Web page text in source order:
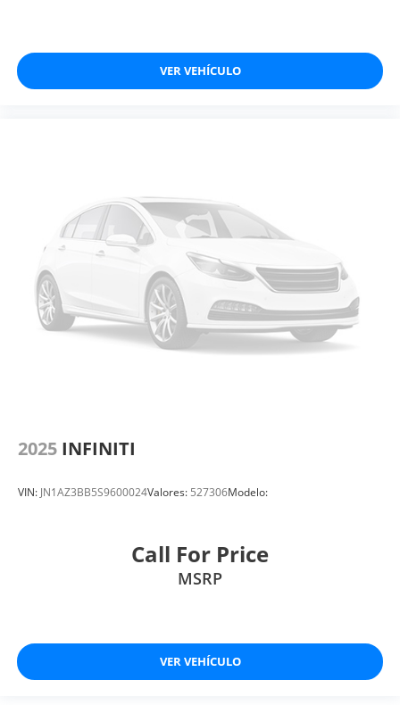
VER VEHÍCULO
2025 INFINITI
VIN: JN1AZ3BB5S9600024Valores: 527306Modelo:
Call For Price
MSRP
VER VEHÍCULO